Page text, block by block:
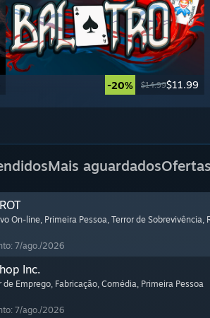
-20% $14.99$11.99
Mais aguardadosOfertas
On-line, Primeira Pessoa, Terror de Sobrevivência,
7/ago./2026
Inc.
de Emprego, Fabricação, Comédia, Primeira Pessoa
7/ago./2026